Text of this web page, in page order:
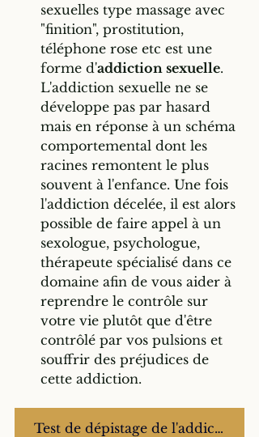
sexuelles type massage avec
"finition", prostitution,
téléphone rose etc est une
forme d'addiction sexuelle.
L'addiction sexuelle ne se
développe pas par hasard
mais en réponse à un schéma
comportemental dont les
racines remontent le plus
souvent à l'enfance. Une fois
l'addiction décelée, il est alors
possible de faire appel à un
sexologue, psychologue,
thérapeute spécialisé dans ce
domaine afin de vous aider à
reprendre le contrôle sur
votre vie plutôt que d'être
contrôlé par vos pulsions et
souffrir des préjudices de
cette addiction.
Test de dépistage de l'addiction sexuelle